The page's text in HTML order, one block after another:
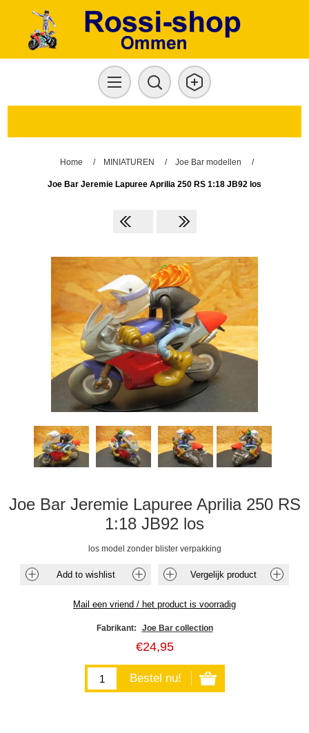
Home / MINIATUREN / Joe Bar modellen /
Joe Bar Jeremie Lapuree Aprilia 250 RS 1:18 JB92 los
Joe Bar Jeremie Lapuree Aprilia 250 RS
1:18 JB92 los
los model zonder blister verpakking
Fabrikant: Joe Bar collection
€24,95